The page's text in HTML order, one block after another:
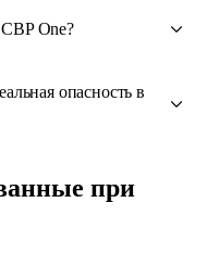
One?
опасность в
при